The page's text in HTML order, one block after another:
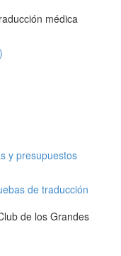
médica
y presupuestos
de traducción
de los Grandes